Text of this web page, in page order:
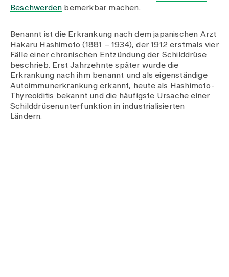
Beschwerden bemerkbar machen.
Benannt ist die Erkrankung nach dem japanischen Arzt
Hakaru Hashimoto (1881 – 1934), der 1912 erstmals vier
Fälle einer chronischen Entzündung der Schilddrüse
beschrieb. Erst Jahrzehnte später wurde die
Erkrankung nach ihm benannt und als eigenständige
Autoimmunerkrankung erkannt, heute als Hashimoto-
Thyreoiditis bekannt und die häufigste Ursache einer
Schilddrüsenunterfunktion in industrialisierten
Ländern.